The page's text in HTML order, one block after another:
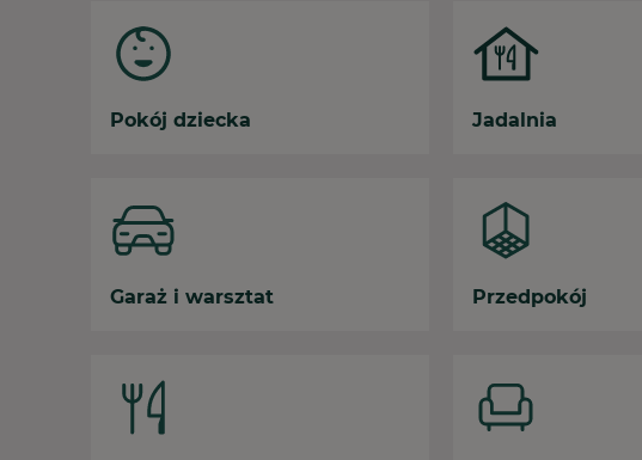
Pokój dziecka Jadalnia
Garaż i warsztat Przedpokój